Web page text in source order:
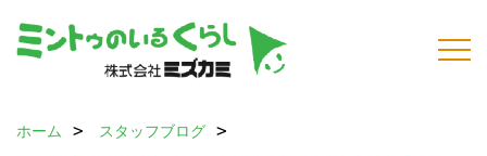
ホーム
スタッフブログ